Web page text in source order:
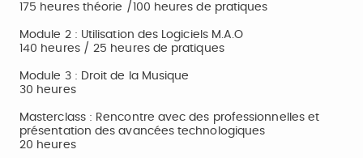
175 heures théorie /100 heures de pratiques
Module 2 : Utilisation des Logiciels M.A.O
140 heures / 25 heures de pratiques
Module 3 : Droit de la Musique
30 heures
Masterclass : Rencontre avec des professionnelles et
présentation des avancées technologiques
20 heures